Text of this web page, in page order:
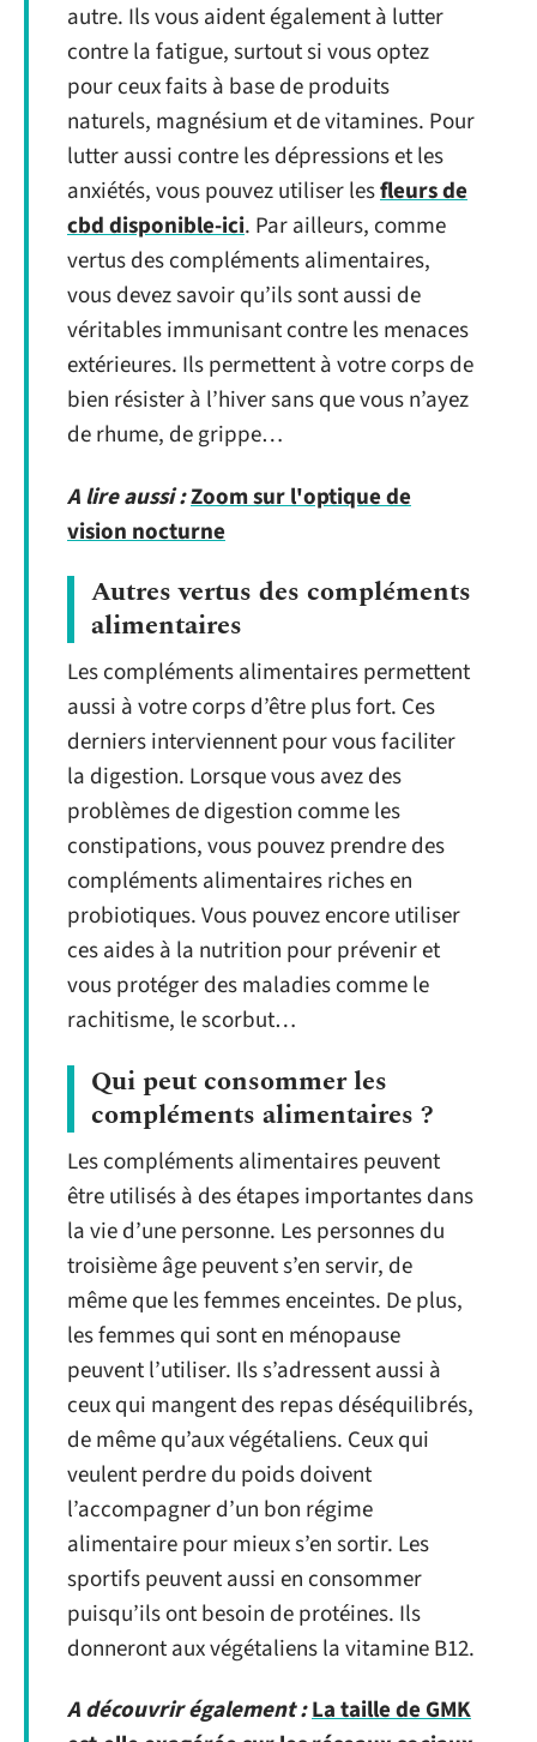
autre. Ils vous aident également à lutter
contre la fatigue, surtout si vous optez
pour ceux faits à base de produits
naturels, magnésium et de vitamines. Pour
lutter aussi contre les dépressions et les
anxiétés, vous pouvez utiliser lesfleurs de
cbd disponible-ici. Par ailleurs, comme
vertus des compléments alimentaires,
vous devez savoir qu’ils sont aussi de
véritables immunisant contre les menaces
extérieures. Ils permettent à votre corps de
bien résister à l’hiver sans que vous n’ayez
de rhume, de grippe…
A lire aussi :Zoom sur l'optique de
vision nocturne
Autres vertus des compléments
alimentaires
Les compléments alimentaires permettent
aussi à votre corps d’être plus fort. Ces
derniers interviennent pour vous faciliter
la digestion. Lorsque vous avez des
problèmes de digestion comme les
constipations, vous pouvez prendre des
compléments alimentaires riches en
probiotiques. Vous pouvez encore utiliser
ces aides à la nutrition pour prévenir et
vous protéger des maladies comme le
rachitisme, le scorbut…
Qui peut consommer les
compléments alimentaires ?
Les compléments alimentaires peuvent
être utilisés à des étapes importantes dans
la vie d’une personne. Les personnes du
troisième âge peuvent s’en servir, de
même que les femmes enceintes. De plus,
les femmes qui sont en ménopause
peuvent l’utiliser. Ils s’adressent aussi à
ceux qui mangent des repas déséquilibrés,
de même qu’aux végétaliens. Ceux qui
veulent perdre du poids doivent
l’accompagner d’un bon régime
alimentaire pour mieux s’en sortir. Les
sportifs peuvent aussi en consommer
puisqu’ils ont besoin de protéines. Ils
donneront aux végétaliens la vitamine B12.
A découvrir également :La taille de GMK